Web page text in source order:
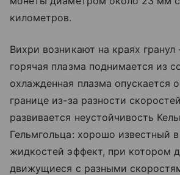
километров.
Вихри возникают на краях
горячая плазма поднимается из
охлажденная плазма опускается
границе из-за разности
развивается неустойчивость
Гельмгольца: хорошо известный
жидкостей эффект, при котором
движущиеся с разными